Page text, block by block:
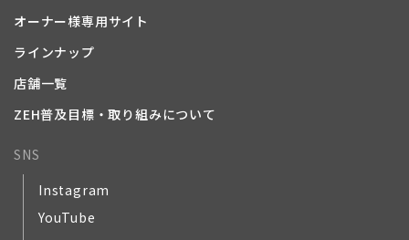
オーナー様専用サイト
ラインナップ
店舗一覧
ZEH普及目標・取り組みについて
SNS
Instagram
YouTube